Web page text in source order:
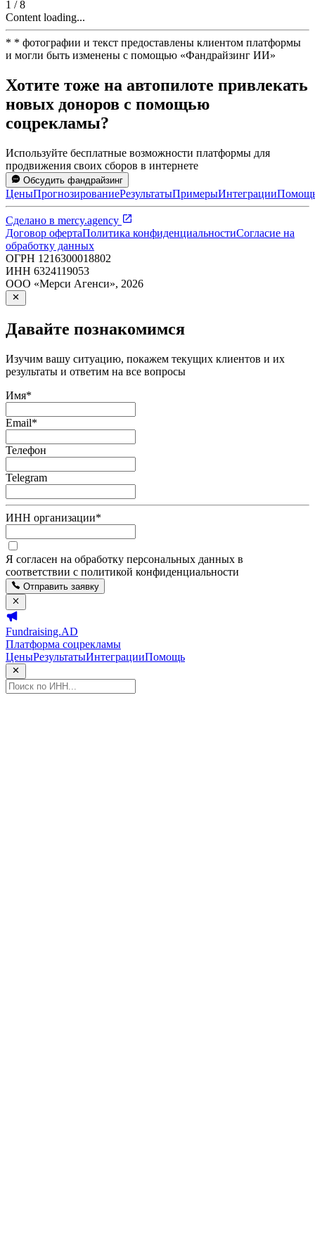
1 /8
Content loading...
* * фотографии и текст предоставлены клиентом платформы
и могли быть изменены с помощью «Фандрайзинг ИИ»
Хотите тоже на автопилоте привлекать
новых доноров с помощью
соцрекламы?
Используйте бесплатные возможности платформы для
продвижения своих сборов в интернете
Обсудить фандрайзинг
ЦеныПрогнозированиеРезультатыПримерыИнтеграции
Сделано в mercy.agency
Договор офертаПолитика конфиденциальностиСогласие на
обработку данных
ОГРН 1216300018802
ИНН 6324119053
ООО «Мерси Агенси», 2026
Давайте познакомимся
Изучим вашу ситуацию, покажем текущих клиентов и их
результаты и ответим на все вопросы
Имя*
Email*
Телефон
Telegram
ИНН организации*
Я согласен на обработку персональных данных в
соответствии с политикой конфиденциальности
Отправить заявку
Fundraising.AD
Платформа соцрекламы
ЦеныРезультатыИнтеграцииПомощь